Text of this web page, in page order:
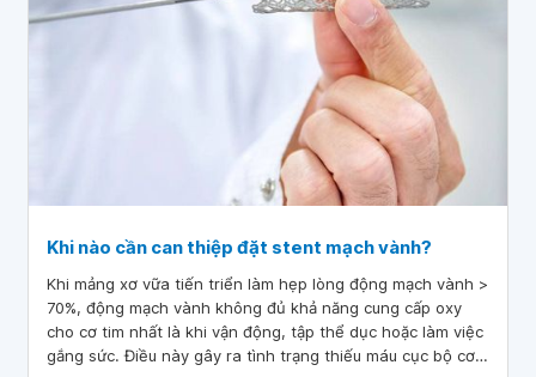
Khi nào cần can thiệp đặt stent mạch vành?
Khi mảng xơ vữa tiến triển làm hẹp lòng động mạch vành >
70%, động mạch vành không đủ khả năng cung cấp oxy
cho cơ tim nhất là khi vận động, tập thể dục hoặc làm việc
gắng sức. Điều này gây ra tình trạng thiếu máu cục bộ cơ